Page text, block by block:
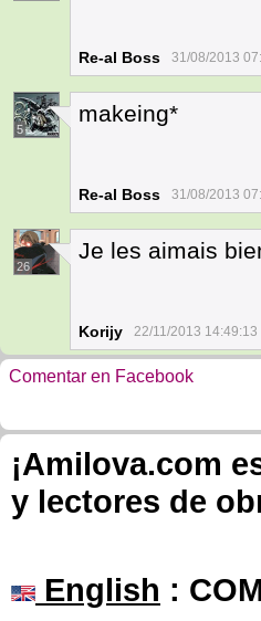
Re-al Boss 31/08/2013
5
makeing*
Re-al Boss 31/08/2013
26
Je les aimais
Korijy 22/11/2013 14:49:13
Comentar en Facebook
¡Amilova.com
y lectores de
English :